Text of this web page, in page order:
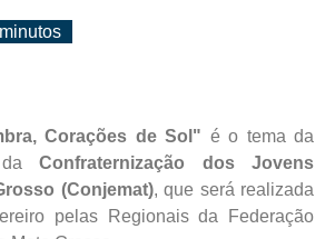
Corações de Sol" é o tema da
daConfraternização dos Jovens
(Conjemat), que será realizada
pelas Regionais da Federação